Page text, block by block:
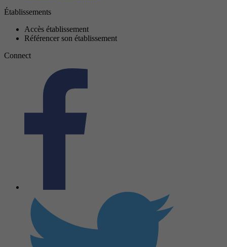
Établissements
Accès établissement
Référencer son établissement
Connect